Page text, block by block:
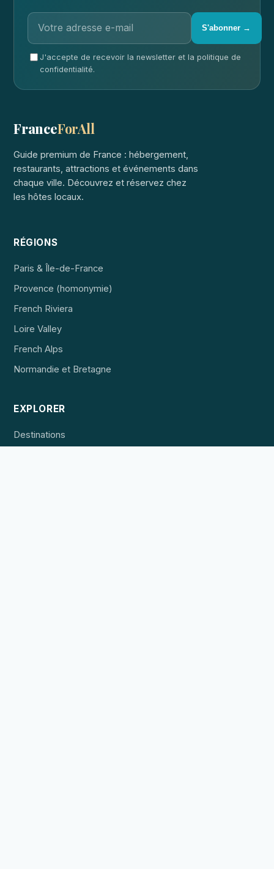
S'abonner →
J'accepte de recevoir la newsletter et la politique de
confidentialité.
FranceForAll
Guide premium de France : hébergement,
restaurants, attractions et événements dans
chaque ville. Découvrez et réservez chez
les hôtes locaux.
RÉGIONS
Paris & Île-de-France
Provence (homonymie)
French Riviera
Loire Valley
French Alps
Normandie et Bretagne
EXPLORER
Destinations